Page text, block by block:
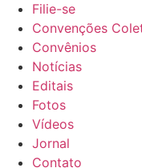
Filie-se
Convenções
Convênios
Notícias
Editais
Fotos
Vídeos
Jornal
Contato